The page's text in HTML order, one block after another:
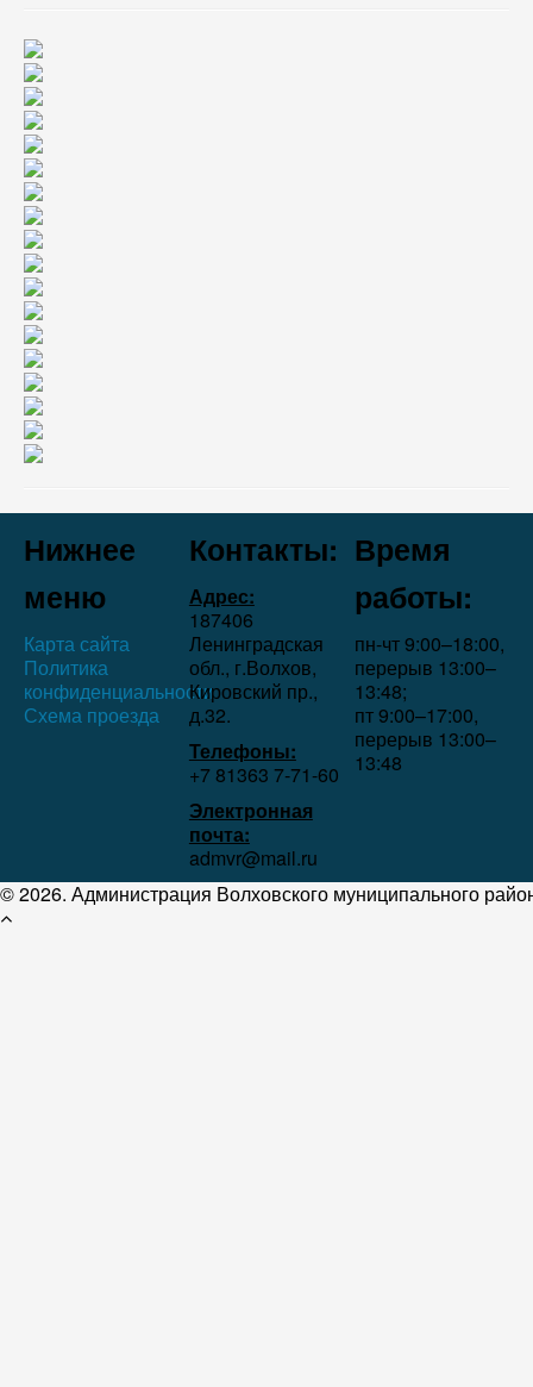
Нижнее
меню
Карта сайта
Политика
конфиденциальности
Схема проезда
Контакты:
Адрес:
187406
Ленинградская
обл., г.Волхов,
Кировский пр.,
д.32.
Телефоны:
+7 81363 7‑71-60
Электронная
почта:
admvr@mail.ru
Время
работы:
пн-чт 9:00–18:00,
перерыв 13:00–
13:48;
пт 9:00–17:00,
перерыв 13:00–
13:48
© 2026. Администрация Волховского муниципального